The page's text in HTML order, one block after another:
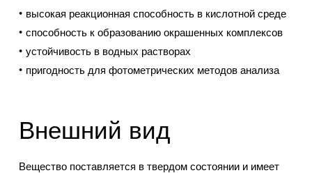
высокая реакционная способность в кислотной среде
способность к образованию окрашенных комплексов
устойчивость в водных растворах
пригодность для фотометрических методов анализа
Внешний вид
Вещество поставляется в твердом состоянии и имеет